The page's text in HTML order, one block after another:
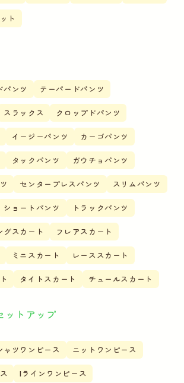
ト
パンツ テーパードパンツ
スラックス クロップドパンツ
イージーパンツ カーゴパンツ
タックパンツ ガウチョパンツ
センタープレスパンツ スリムパンツ
ショートパンツ トラックパンツ
グスカート フレアスカート
ミニスカート レーススカート
タイトスカート チュールスカート
ットアップ
ャツワンピース ニットワンピース
Iラインワンピース